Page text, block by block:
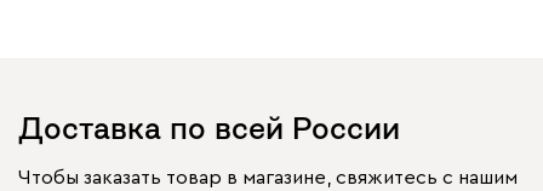
Доставка по всей России
Чтобы заказать товар в магазине, свяжитесь с нашим